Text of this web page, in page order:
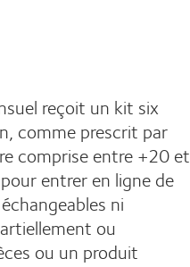
reçoit un kit six
comme prescrit par
comprise entre +20 et
entrer en ligne de
ni
ou
ou un produit